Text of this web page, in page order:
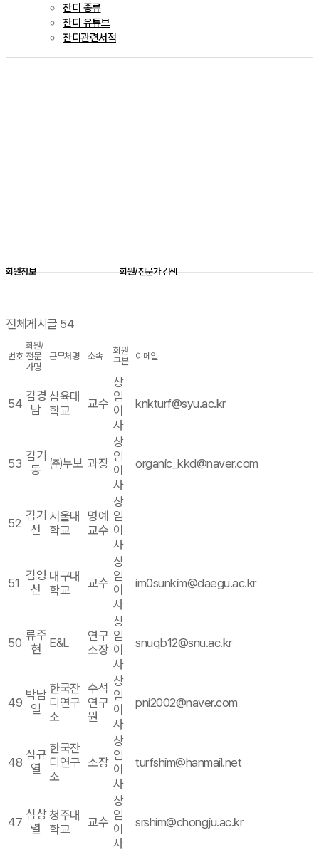
잔디 종류
잔디 유튜브
잔디관련서적
회원정보 회원/전문가 검색
전체게시글 54
번호
회원/
전문
가명
근무처명 소속
회원
구분
이메일
54
김경
남
삼육대
학교
교수
상
임
이
사
knkturf@syu.ac.kr
53
김기
동
㈜누보 과장
상
임
이
사
organic_kkd@naver.com
52
김기
선
서울대
학교
명예
교수
상
임
이
사
51
김영
선
대구대
학교
교수
상
임
이
사
im0sunkim@daegu.ac.kr
50
류주
현
E&L
연구
소장
상
임
이
사
snuqb12@snu.ac.kr
49
박남
일
한국잔
디연구
소
수석
연구
원
상
임
이
사
pni2002@naver.com
48
심규
열
한국잔
디연구
소
소장
상
임
이
사
turfshim@hanmail.net
47
심상
렬
청주대
학교
교수
상
임
이
사
srshim@chongju.ac.kr